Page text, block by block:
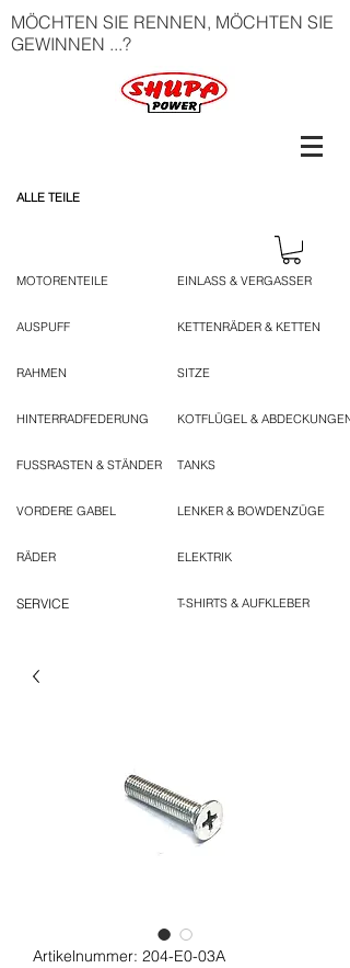
MÖCHTEN SIE RENNEN, MÖCHTEN SIE
GEWINNEN ...?
ALLE TEILE
MOTORENTEILE
AUSPUFF
RAHMEN
HINTERRADFEDERUNG
FUSSRASTEN & STÄNDER
VORDERE GABEL
RÄDER
SERVICE
EINLASS & VERGASSER
KETTENRÄDER & KETTEN
SITZE
KOTFLÜGEL & ABDECKUNGEN
TANKS
LENKER & BOWDENZÜGE
ELEKTRIK
T-SHIRTS & AUFKLEBER
Artikelnummer: 204-E0-03A